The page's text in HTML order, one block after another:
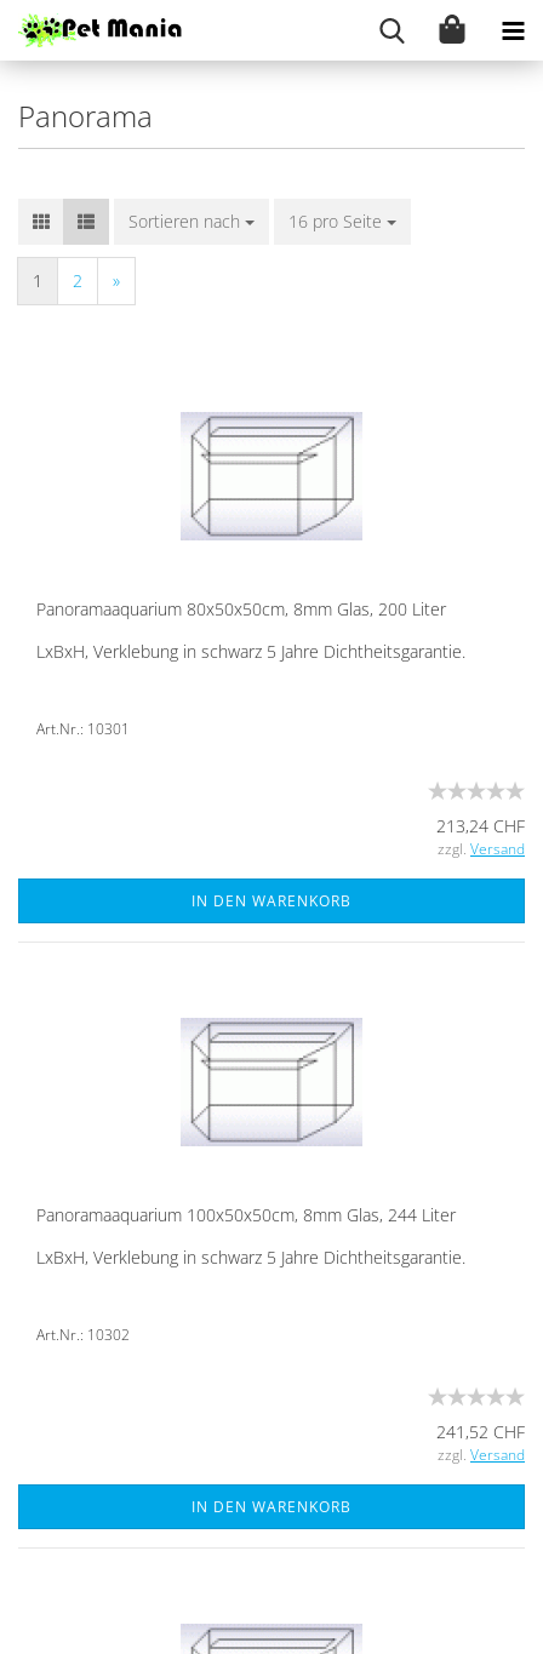
Panorama
Sortieren nach 16 pro Seite
1 2 »
Pan­ora­ma­aqua­ri­um 80x50x50cm, 8mm Glas, 200 Liter
LxBxH, Ver­kle­bung in schwarz 5 Jahre Dicht­heits­ga­ran­tie.
Art.Nr.: 10301
213,24 CHF
zzgl. Versand
IN DEN WARENKORB
Pan­ora­ma­aqua­ri­um 100x50x50cm, 8mm Glas, 244 Liter
LxBxH, Ver­kle­bung in schwarz 5 Jahre Dicht­heits­ga­ran­tie.
Art.Nr.: 10302
241,52 CHF
zzgl. Versand
IN DEN WARENKORB